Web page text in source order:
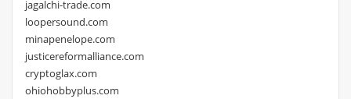
jagalchi-trade.com
loopersound.com
minapenelope.com
justicereformalliance.com
cryptoglax.com
ohiohobbyplus.com